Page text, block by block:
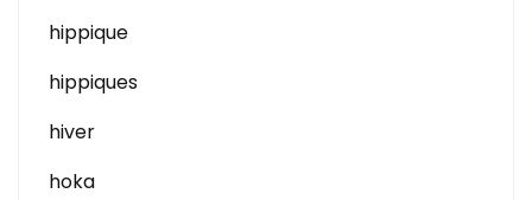
hippique
hippiques
hiver
hoka